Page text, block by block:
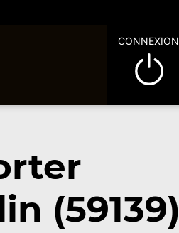
CONNEXION
(59139)